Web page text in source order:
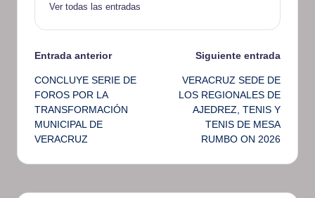
Ver todas las entradas
Navegación
de
entradas
Entrada anterior
CONCLUYE SERIE DE
FOROS POR LA
TRANSFORMACIÓN
MUNICIPAL DE
VERACRUZ
Siguiente entrada
VERACRUZ SEDE DE
LOS REGIONALES DE
AJEDREZ, TENIS Y
TENIS DE MESA
RUMBO ON 2026